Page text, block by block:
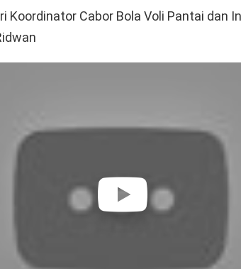
Koordinator Cabor Bola Voli Pantai dan